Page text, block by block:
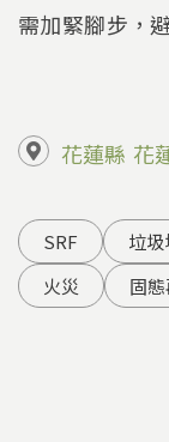
需加緊腳步，
花蓮縣 花
SRF 垃圾
火災
固